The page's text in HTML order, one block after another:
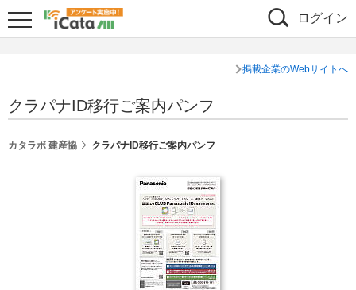
ログイン
掲載企業のWebサイトへ
クラパナID移行ご案内パンフ
カタラボ 建産協 クラパナID移行ご案内パンフ